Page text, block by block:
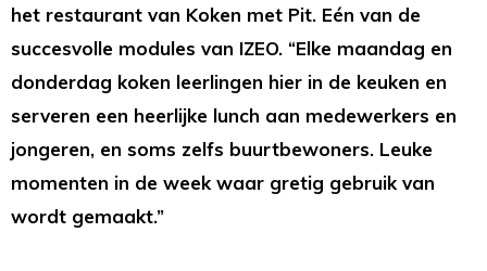
het restaurant van Koken met Pit. Eén van de
succesvolle modules van IZEO. “Elke maandag en
donderdag koken leerlingen hier in de keuken en
serveren een heerlijke lunch aan medewerkers en
jongeren, en soms zelfs buurtbewoners. Leuke
momenten in de week waar gretig gebruik van
wordt gemaakt.”